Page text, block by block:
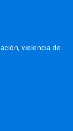
violencia de